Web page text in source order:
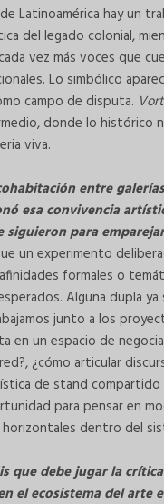
Latinoamérica hay un
del legado colonial,
vez más voces que
Lo simbólico
campo de disputa.
donde lo histórico
viva.
entre
esa convivencia
siguieron para
un experimento
formales o
Alguna dupla
junto a los
en un espacio de
¿cómo articular
de stand
para pensar en
dentro del
que debe jugar la
el ecosistema del arte